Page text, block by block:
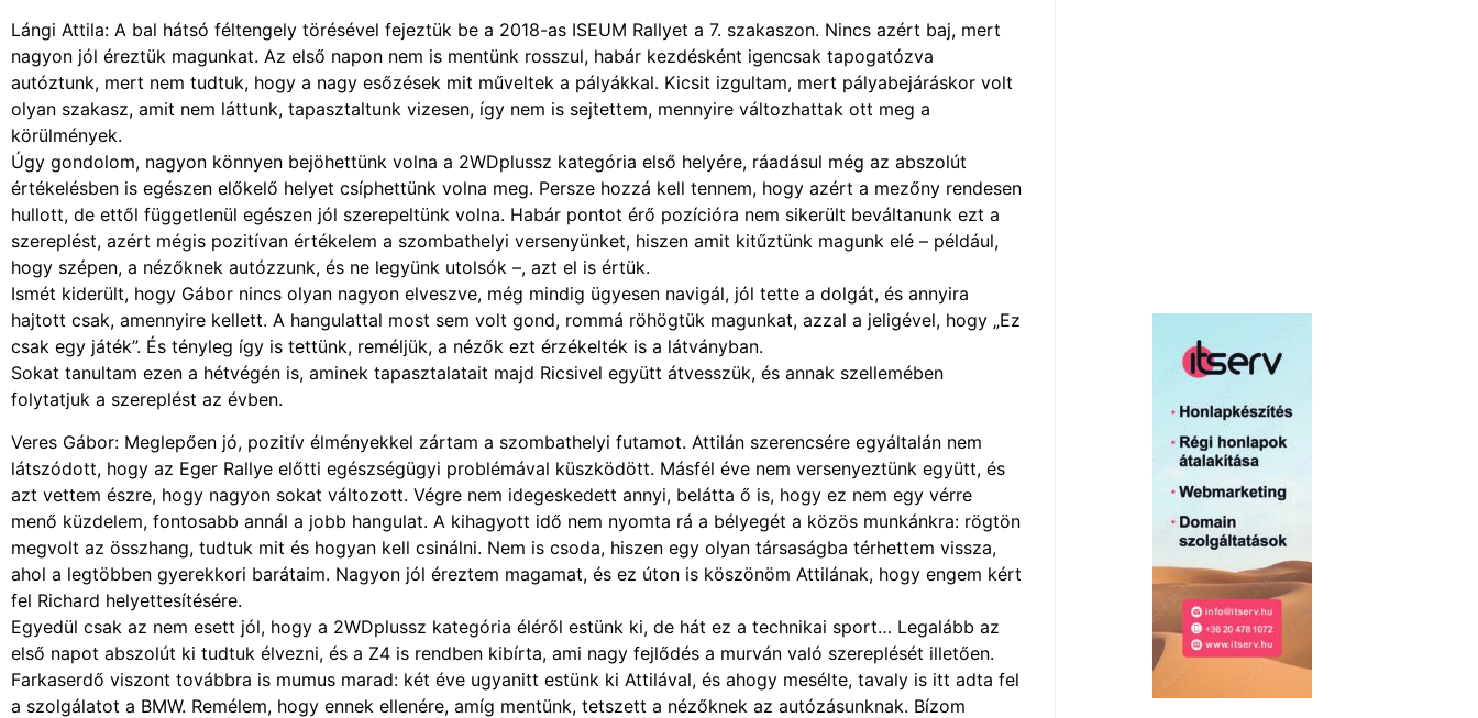
Lángi Attila: A bal hátsó féltengely törésével fejeztük be a 2018-as ISEUM Rallyet a 7. szakaszon. Nincs azért baj, mert
nagyon jól éreztük magunkat. Az első napon nem is mentünk rosszul, habár kezdésként igencsak tapogatózva
autóztunk, mert nem tudtuk, hogy a nagy esőzések mit műveltek a pályákkal. Kicsit izgultam, mert pályabejáráskor volt
olyan szakasz, amit nem láttunk, tapasztaltunk vizesen, így nem is sejtettem, mennyire változhattak ott meg a
körülmények.
Úgy gondolom, nagyon könnyen bejöhettünk volna a 2WDplussz kategória első helyére, ráadásul még az abszolút
értékelésben is egészen előkelő helyet csíphettünk volna meg. Persze hozzá kell tennem, hogy azért a mezőny rendesen
hullott, de ettől függetlenül egészen jól szerepeltünk volna. Habár pontot érő pozícióra nem sikerült beváltanunk ezt a
szereplést, azért mégis pozitívan értékelem a szombathelyi versenyünket, hiszen amit kitűztünk magunk elé – például,
hogy szépen, a nézőknek autózzunk, és ne legyünk utolsók –, azt el is értük.
Ismét kiderült, hogy Gábor nincs olyan nagyon elveszve, még mindig ügyesen navigál, jól tette a dolgát, és annyira
hajtott csak, amennyire kellett. A hangulattal most sem volt gond, rommá röhögtük magunkat, azzal a jeligével, hogy „Ez
csak egy játék”. És tényleg így is tettünk, reméljük, a nézők ezt érzékelték is a látványban.
Sokat tanultam ezen a hétvégén is, aminek tapasztalatait majd Ricsivel együtt átvesszük, és annak szellemében
folytatjuk a szereplést az évben.
Veres Gábor: Meglepően jó, pozitív élményekkel zártam a szombathelyi futamot. Attilán szerencsére egyáltalán nem
látszódott, hogy az Eger Rallye előtti egészségügyi problémával küszködött. Másfél éve nem versenyeztünk együtt, és
azt vettem észre, hogy nagyon sokat változott. Végre nem idegeskedett annyi, belátta ő is, hogy ez nem egy vérre
menő küzdelem, fontosabb annál a jobb hangulat. A kihagyott idő nem nyomta rá a bélyegét a közös munkánkra: rögtön
megvolt az összhang, tudtuk mit és hogyan kell csinálni. Nem is csoda, hiszen egy olyan társaságba térhettem vissza,
ahol a legtöbben gyerekkori barátaim. Nagyon jól éreztem magamat, és ez úton is köszönöm Attilának, hogy engem kért
fel Richard helyettesítésére.
Egyedül csak az nem esett jól, hogy a 2WDplussz kategória éléről estünk ki, de hát ez a technikai sport… Legalább az
első napot abszolút ki tudtuk élvezni, és a Z4 is rendben kibírta, ami nagy fejlődés a murván való szereplését illetően.
Farkaserdő viszont továbbra is mumus marad: két éve ugyanitt estünk ki Attilával, és ahogy mesélte, tavaly is itt adta fel
a szolgálatot a BMW. Remélem, hogy ennek ellenére, amíg mentünk, tetszett a nézőknek az autózásunknak. Bízom